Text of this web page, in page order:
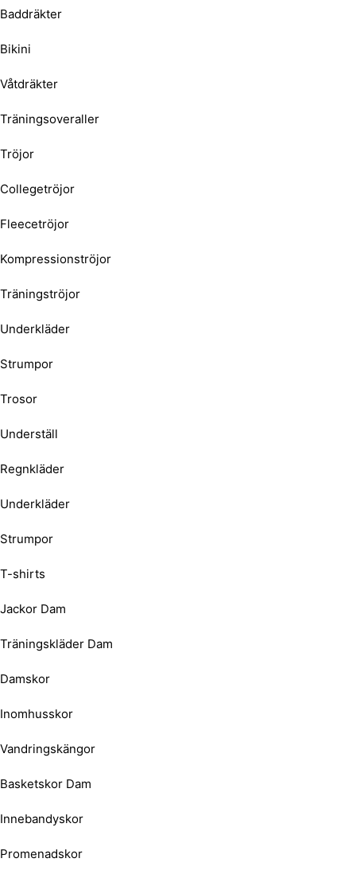
Baddräkter
Bikini
Våtdräkter
Träningsoveraller
Tröjor
Collegetröjor
Fleecetröjor
Kompressionströjor
Träningströjor
Underkläder
Strumpor
Trosor
Underställ
Regnkläder
Underkläder
Strumpor
T-shirts
Jackor Dam
Träningskläder Dam
Damskor
Inomhusskor
Vandringskängor
Basketskor Dam
Innebandyskor
Promenadskor